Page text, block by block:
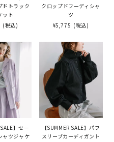
ドトラック
ット
(税込)
クロップドフーディシャ
ツ
¥5,775 (税込)
】セー
ャツジャケ
【SUMMER SALE】パフ
スリーブカーディガント